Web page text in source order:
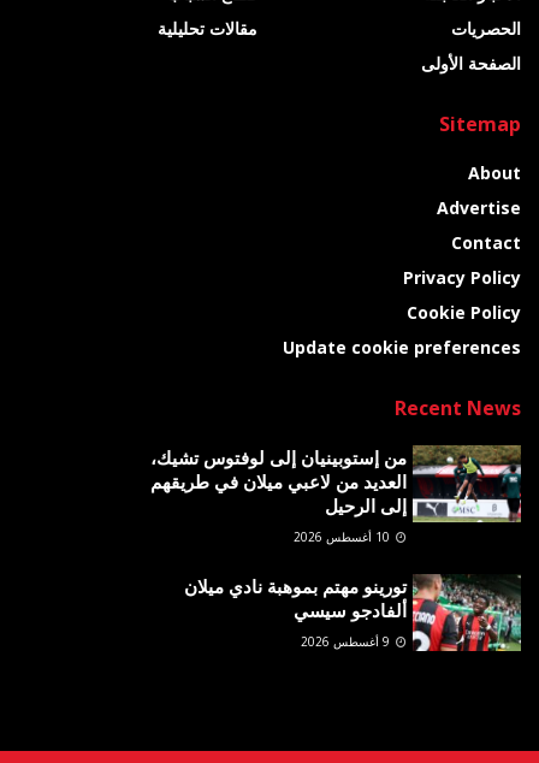
الحصريات
الصفحة الأولى
مقالات تحليلية
Sitemap
About
Advertise
Contact
Privacy Policy
Cookie Policy
Update cookie preferences
Recent News
من إستوبينيان إلى لوفتوس تشيك،
العديد من لاعبي ميلان في طريقهم
إلى الرحيل
تورينو مهتم بموهبة نادي ميلان
ألفادجو سيسي